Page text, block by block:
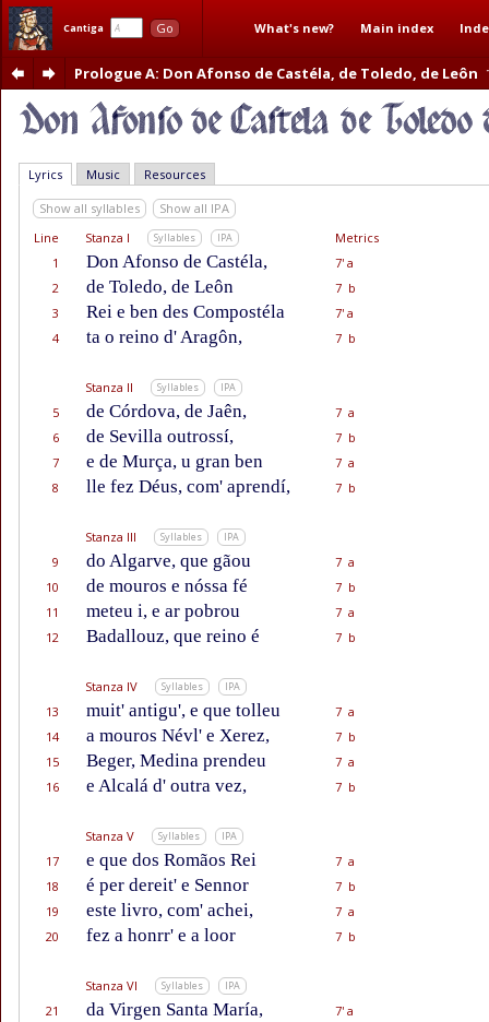
Cantiga Go What's new? Main index
Prologue A: Don Afonso de Castéla, de Toledo, de Leôn
Lyrics Music Resources
Show all syllables
Show all IPA
Line
Stanza I Syllables IPA
Metrics
1
Don Afonso de Castéla,
7' a
2
de Toledo, de Leôn
7 b
3
Rei e ben des Compostéla
7' a
4
ta o reino d' Aragôn, 7 b
Stanza II Syllables IPA
5 de Córdova, de Jaên,
7 a
6
de Sevilla outrossí,
7 b
7
e de Murça, u gran ben
7 a
8
lle fez Déus, com' aprendí, 7 b
Stanza III Syllables IPA
9 do Algarve, que gãou
7 a
10
de mouros e nóssa fé
7 b
11
meteu i, e ar pobrou
7 a
12
Badallouz, que reino é 7 b
Stanza IV Syllables IPA
13 muit' antigu', e que tolleu
7 a
14
a mouros Névl' e Xerez,
7 b
15
Beger, Medina prendeu
7 a
16
e Alcalá d' outra vez, 7 b
Stanza V Syllables IPA
17 e que dos Romãos Rei
7 a
18
é per dereit' e Sennor
7 b
19
este livro, com' achei,
7 a
20
fez a honrr' e a loor 7 b
Stanza VI Syllables IPA
21 da Virgen Santa María,
7' a